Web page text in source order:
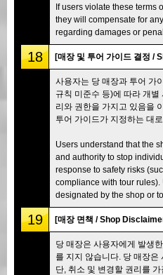
If users violate these terms
they will compensate for
regarding damages or
18 [매장 및 투어 가이드 결정 /
사용자는 당 매장과 투어 가
규칙 미준수 등)에 따라 개
리와 권한을 가지고 있음을
투어 가이드가 지정하는 대
Users understand that the
and authority to stop
response to safety risks
compliance with tour
designated by the shop or
19 [매장 면책 / Shop
당 매장은 사용자에게 발생
를 지지 않습니다. 당 매장은
단, 취소 및 변경할 권리를 가